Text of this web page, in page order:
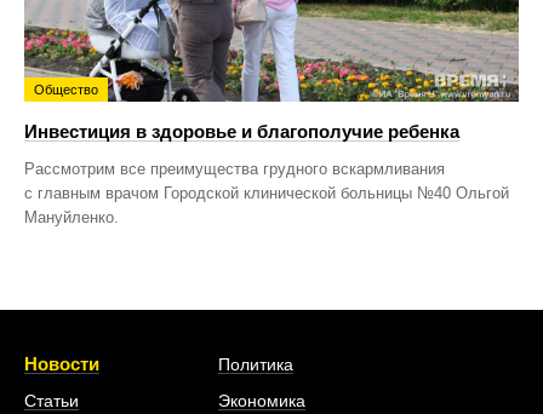
Общество
Инвестиция в здоровье и благополучие ребенка
Рассмотрим все преимущества грудного вскармливания
с главным врачом Городской клинической больницы №40 Ольгой
Мануйленко.
Новости
Статьи
Политика
Экономика